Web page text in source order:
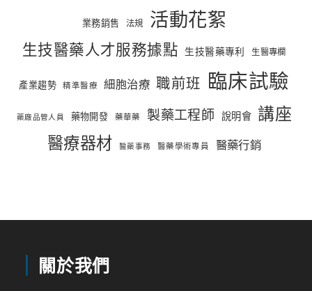
業務銷售 法規 活動花絮
生技醫藥人才服務據點 生技醫藥專利 生醫專欄
產業趨勢 精準醫療 細胞治療 職前班 臨床試驗
藥廠品管人員 藥物開發 藥華藥 製藥工程師 說明會 講座
醫療器材 醫藥事務 醫藥學術專員 醫藥行銷
關於我們